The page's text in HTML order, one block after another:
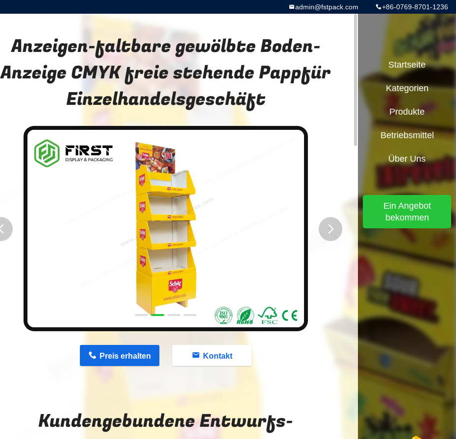
+86-0769-8701-1236
admin@fstpack.com
Anzeigen-faltbare gewölbte Boden-
Anzeige CMYK freie stehende Pappfür
Einzelhandelsgeschäft
Preis erhalten Kontakt
Kundengebundene Entwurfs-
Startseite
Kategorien
Produkte
Betriebsmittel
Über Uns
Ein Angebot
bekommen